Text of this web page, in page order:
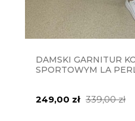
DAMSKI GARNITUR
SPORTOWYM LA
249,00 zł 339,00 zł